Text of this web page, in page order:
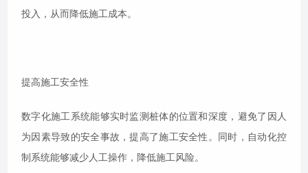
投入，从而降低施工成本。
提高施工安全性
数字化施工系统能够实时监测桩体的位置和深度，避免了因人
为因素导致的安全事故，提高了施工安全性。同时，自动化控
制系统能够减少人工操作，降低施工风险。